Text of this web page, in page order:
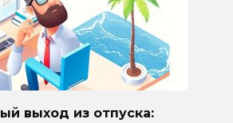
выход из отпуска: